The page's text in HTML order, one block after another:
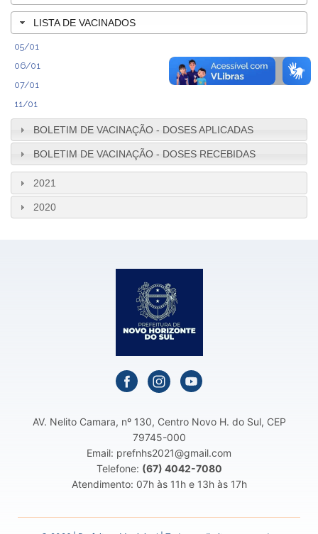
LISTA DE VACINADOS
05/01
06/01
07/01
11/01
BOLETIM DE VACINAÇÃO - DOSES APLICADAS
BOLETIM DE VACINAÇÃO - DOSES RECEBIDAS
2021
2020
AV. Nelito Camara, nº 130, Centro Novo H. do Sul, CEP
79745-000
Email: prefnhs2021@gmail.com
Telefone: (67) 4042-7080
Atendimento: 07h às 11h e 13h às 17h